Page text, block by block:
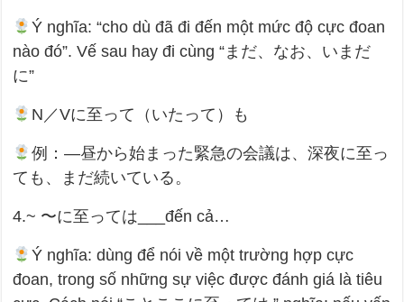
Ý nghĩa: “cho dù đã đi đến một mức độ cực đoan
nào đó”. Vế sau hay đi cùng “まだ、なお、いまだ
に”
N／Vに至って（いたって）も
例：―昼から始まった緊急の会議は、深夜に至っ
ても、まだ続いている。
4.~ 〜に至っては___đến cả…
Ý nghĩa: dùng để nói về một trường hợp cực
đoan, trong số những sự việc được đánh giá là tiêu